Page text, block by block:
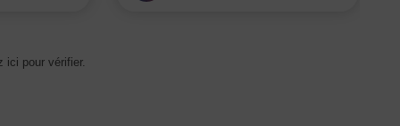
ici pour vérifier.